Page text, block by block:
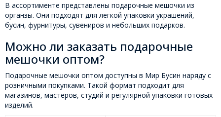
В ассортименте представлены подарочные мешочки из
органзы. Они подходят для легкой упаковки украшений,
бусин, фурнитуры, сувениров и небольших подарков.
Можно ли заказать подарочные
мешочки оптом?
Подарочные мешочки оптом доступны в Мир Бусин наряду с
розничными покупками. Такой формат подходит для
магазинов, мастеров, студий и регулярной упаковки готовых
изделий.